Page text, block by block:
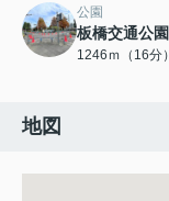
公園
板橋交通公園
1246ｍ（16分）
地図